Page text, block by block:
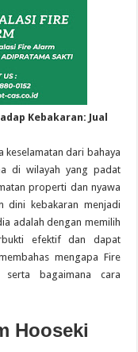
Kebakaran: Jual
keselamatan dari bahaya
di wilayah yang padat
properti dan nyawa
dini kebakaran menjadi
adalah dengan memilih
efektif dan dapat
mengapa Fire
bagaimana cara
Hooseki